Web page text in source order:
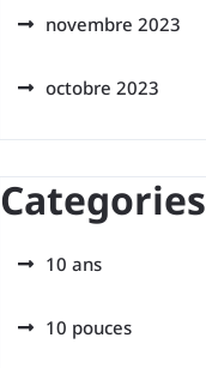
novembre 2023
octobre 2023
Categories
10 ans
10 pouces